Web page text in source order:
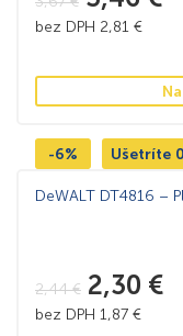
bez DPH 2,81 €
-6% Ušetríte
DeWALT DT4816 –
2,44€ 2,30 €
bez DPH 1,87 €